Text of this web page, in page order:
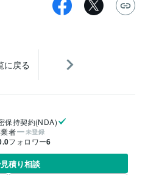
に戻る
保持契約(NDA)
者
未登録
フォロワー6
積り相談